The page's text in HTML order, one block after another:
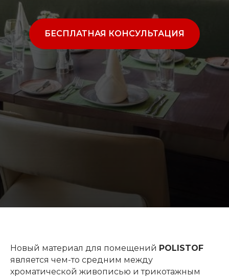
БЕСПЛАТНАЯ КОНСУЛЬТАЦИЯ
Новый материал для помещений POLISTOF
является чем-то средним между
хроматической живописью и трикотажным